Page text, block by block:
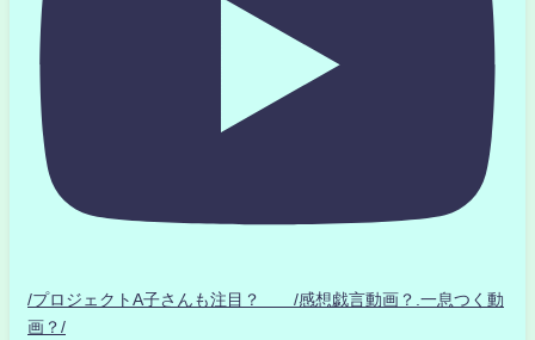
/プロジェクトA子さんも注目？ /感想戯言動画？.一息つく動
画？/